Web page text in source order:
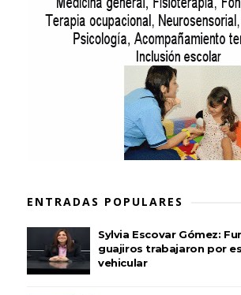
ENTRADAS POPULARES
Sylvia Escovar Gómez:
guajiros trabajaron por
vehicular